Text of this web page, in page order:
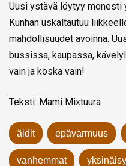
Uusi ystävä löytyy monesti
Kunhan uskaltautuu
mahdollisuudet avoinna.
bussissa, kaupassa,
vain ja koska vain!
Teksti: Mami Mixtuura
äidit epävarmuus
vanhemmat